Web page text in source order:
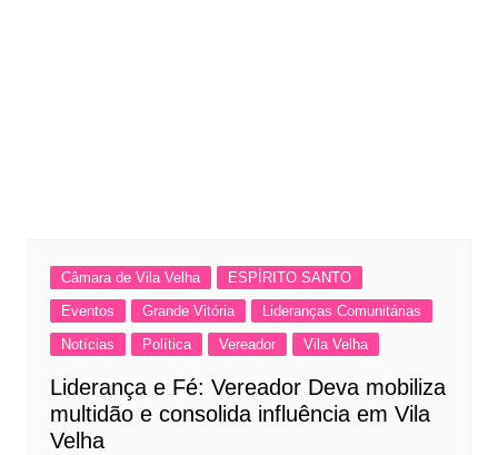
Câmara de Vila Velha
ESPÍRITO SANTO
Eventos
Grande Vitória
Lideranças Comunitárias
Notícias
Política Vereador Vila Velha
Liderança e Fé: Vereador Deva mobiliza
multidão e consolida influência em Vila
Velha